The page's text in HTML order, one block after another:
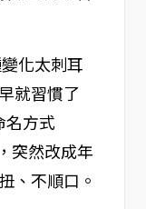
變化太刺耳
就習慣了
名方式
突然改成年
、不順口。